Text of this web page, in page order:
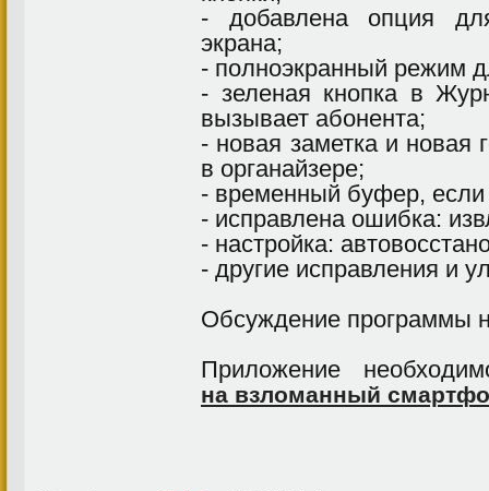
- добавлена опция
экрана;
- полноэкранный режим
- зеленая кнопка в
вызывает абонента;
- новая заметка и новая
в органайзере;
- временный буфер, если
- исправлена ошибка:
- настройка:
- другие исправления и
Обсуждение программы
Приложение
на взломанный